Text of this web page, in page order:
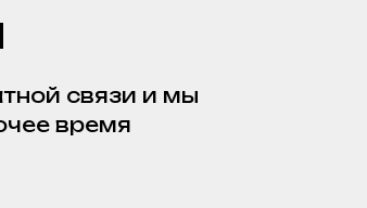
связи и мы
время